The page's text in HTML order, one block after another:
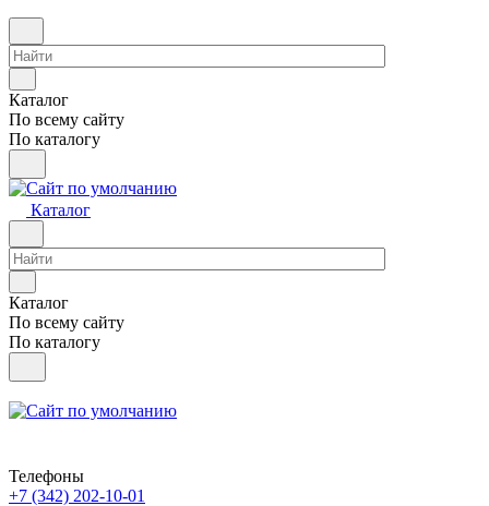
Каталог
По всему сайту
По каталогу
Каталог
Каталог
По всему сайту
По каталогу
Телефоны
+7 (342) 202-10-01